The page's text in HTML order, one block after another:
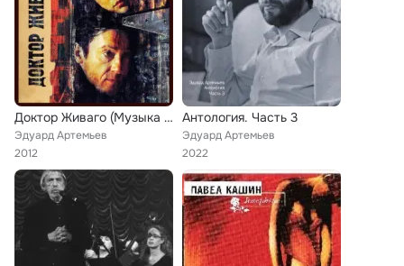
Доктор Живаго (Музыка из к/ф "Доктор Живаго")
Эдуард Артемьев
2012
Антология. Часть 3
Эдуард Артемьев
2022